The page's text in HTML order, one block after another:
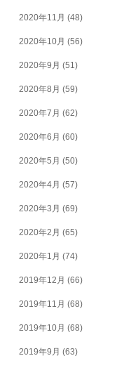
2020年11月 (48)
2020年10月 (56)
2020年9月 (51)
2020年8月 (59)
2020年7月 (62)
2020年6月 (60)
2020年5月 (50)
2020年4月 (57)
2020年3月 (69)
2020年2月 (65)
2020年1月 (74)
2019年12月 (66)
2019年11月 (68)
2019年10月 (68)
2019年9月 (63)